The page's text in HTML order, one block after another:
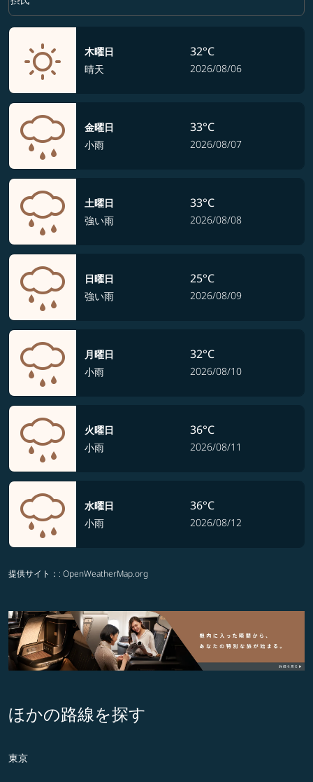
木曜日
晴天
32°C
2026/08/06
金曜日
小雨
33°C
2026/08/07
土曜日
強い雨
33°C
2026/08/08
日曜日
強い雨
25°C
2026/08/09
月曜日
小雨
32°C
2026/08/10
火曜日
小雨
36°C
2026/08/11
水曜日
小雨
36°C
2026/08/12
提供サイト： : OpenWeatherMap.org
ほかの路線を探す
東京